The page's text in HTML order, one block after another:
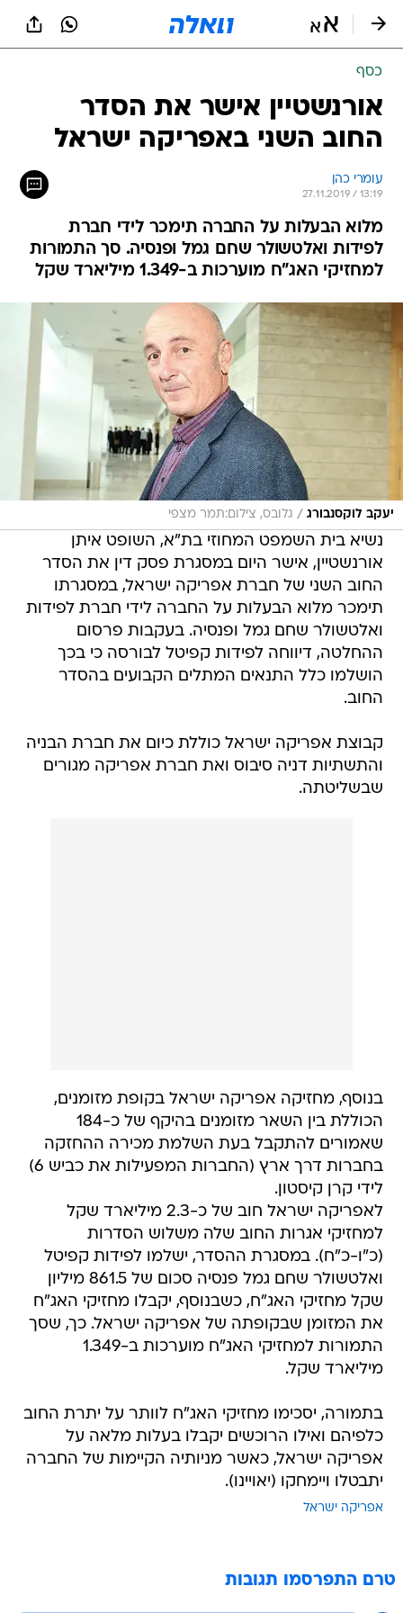
כסף
אורנשטיין אישר את הסדר
החוב השני באפריקה ישראל
עומרי כהן
27.11.2019 / 13:19
מלוא הבעלות על החברה תימכר לידי חברת
לפידות ואלטשולר שחם גמל ופנסיה. סך התמורות
למחזיקי האג"ח מוערכות ב-1.349 מיליארד שקל
יעקב לוקסנבורג / גלובס, צילום:תמר מצפי
נשיא בית השמפט המחוזי בת"א, השופט איתן
אורנשטיין, אישר היום במסגרת פסק דין את הסדר
החוב השני של חברת אפריקה ישראל, במסגרתו
תימכר מלוא הבעלות על החברה לידי חברת לפידות
ואלטשולר שחם גמל ופנסיה. בעקבות פרסום
ההחלטה, דיווחה לפידות קפיטל לבורסה כי בכך
הושלמו כלל התנאים המתלים הקבועים בהסדר
החוב.
קבוצת אפריקה ישראל כוללת כיום את חברת הבניה
והתשתיות דניה סיבוס ואת חברת אפריקה מגורים
שבשליטתה.
בנוסף, מחזיקה אפריקה ישראל בקופת מזומנים,
הכוללת בין השאר מזומנים בהיקף של כ-184
שאמורים להתקבל בעת השלמת מכירה ההחזקה
בחברות דרך ארץ (החברות המפעילות את כביש 6)
לידי קרן קיסטון.
לאפריקה ישראל חוב של כ-2.3 מיליארד שקל
למחזיקי אגרות החוב שלה משלוש הסדרות
(כ"ו-כ"ח). במסגרת ההסדר, ישלמו לפידות קפיטל
ואלטשולר שחם גמל פנסיה סכום של 861.5 מיליון
שקל מחזיקי האג"ח, כשבנוסף, יקבלו מחזיקי האג"ח
את המזומן שבקופתה של אפריקה ישראל. כך, שסך
התמורות למחזיקי האג"ח מוערכות ב-1.349
מיליארד שקל.
בתמורה, יסכימו מחזיקי האג"ח לוותר על יתרת החוב
כלפיהם ואילו הרוכשים יקבלו בעלות מלאה על
אפריקה ישראל, כאשר מניותיה הקיימות של החברה
יתבטלו ויימחקו (יאויינו).
אפריקה ישראל
טרם התפרסמו תגובות